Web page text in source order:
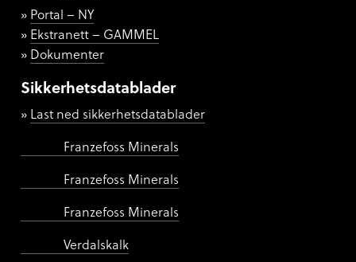
Portal – NY
Ekstranett – GAMMEL
Dokumenter
Sikkerhetsdatablader
Last ned sikkerhetsdatablader
Franzefoss Minerals
Franzefoss Minerals
Franzefoss Minerals
Verdalskalk